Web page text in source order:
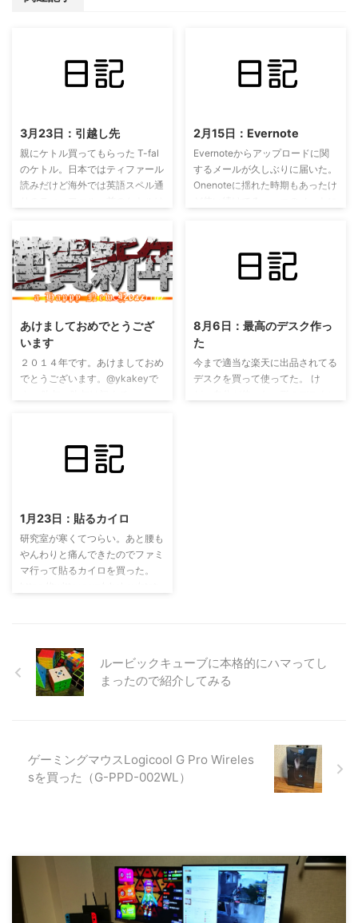
3月23日：引越し先
親にケトル買ってもらった T-fal
のケトル。日本ではティファール
読みだけど海外では英語スペル通
アプレシア ウルトラクリーン ネ
オ 抗菌 オニキスブラック
KO3908JP posted with カエレバ
T-fal(ティファール) Amazon 楽
で千葉にいることになったのでそ
のときに住まうレオパレスに鍵受
け取り目的にいった。部屋の広さ
は以前住んでいた部屋に比 ...
2月15日：Evernote
Evernoteからアップロードに関
するメールが久しぶりに届いた。
Onenoteに揺れた時期もあったけ
えながらIllustratorでゴニョゴニ
ョしてた。 お昼はさのさんが金
りステーキ行ってきた。
Samsung Galaxy S7 edgeのカメ
ラ。何もいじらずに自動で撮影。
なんかもったいない写真になって
2022/11/7
あけましておめでとうござ
います
２０１４年です。あけましておめ
でとうございます。@ykakeyで
ンも初めて作りました。「ka-
log.net」、気に入ってます。自
己満足です。それでいいのです。
です。下の画像からもページに飛
んで行けます。 今年... 目標とい
いますか、やりたいことがありま
す。wordpressの醍醐味の一つで
8月6日：最高のデスク作っ
た
今まで適当な楽天に出品されてる
デスクを買って使ってた。 け
1月23日：貼るカイロ
研究室が寒くてつらい。あと腰も
やんわりと痛んできたのでファミ
マ行って貼るカイロを買った。
ン・ゴジラが出現してた。
ルービックキューブに本格的にハマってし
まったので紹介してみる
ゲーミングマウスLogicool G Pro Wireles
sを買った（G-PPD-002WL）